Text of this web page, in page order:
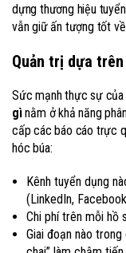
dựng thương hiệu
vẫn giữ ấn tượng tốt về
Quản trị dựa
Sức mạnh thực sự
gìnằm ở khả năng
cấp các báo cáo trực
hóc búa:
Kênh tuyển dụng
(LinkedIn,
Chi phí trên mỗi hồ
Giai đoạn nào